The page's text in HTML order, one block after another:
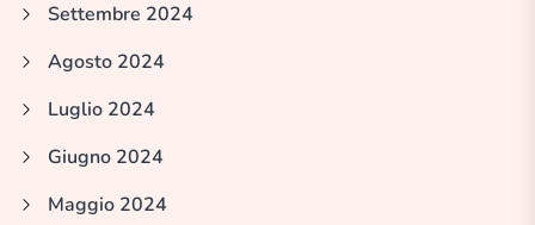
Settembre 2024
Agosto 2024
Luglio 2024
Giugno 2024
Maggio 2024